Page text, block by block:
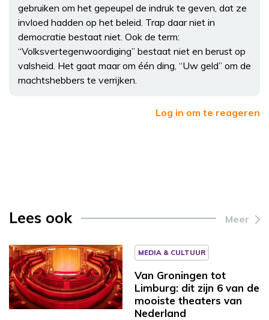
gebruiken om het gepeupel de indruk te geven, dat ze
invloed hadden op het beleid. Trap daar niet in
democratie bestaat niet. Ook de term:
“Volksvertegenwoordiging” bestaat niet en berust op
valsheid. Het gaat maar om één ding, “Uw geld” om de
machtshebbers te verrijken.
Log in om te reageren
Lees ook Meer
MEDIA & CULTUUR
Van Groningen tot
Limburg: dit zijn 6 van de
mooiste theaters van
Nederland